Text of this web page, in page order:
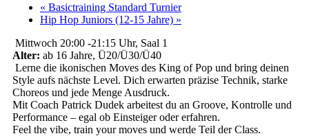
« Basictraining Standard Turnier
Hip Hop Juniors (12-15 Jahre) »
Mittwoch 20:00 -21:15 Uhr, Saal 1
Alter: ab 16 Jahre, Ü20/Ü30/Ü40
Lerne die ikonischen Moves des King of Pop und bring deinen
Style aufs nächste Level. Dich erwarten präzise Technik, starke
Choreos und jede Menge Ausdruck.
Mit Coach Patrick Dudek arbeitest du an Groove, Kontrolle und
Performance – egal ob Einsteiger oder erfahren.
Feel the vibe, train your moves und werde Teil der Class.